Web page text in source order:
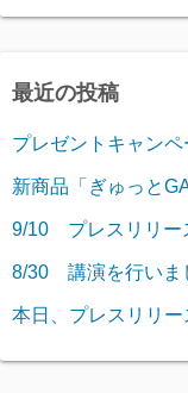
最近の投稿
プレゼントキャン
新商品「ぎゅっと
9/10 プレスリリー
8/30 講演を行いま
本日、プレスリリー